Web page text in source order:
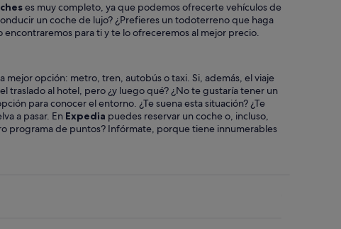
es muy completo, ya que podemos ofrecerte vehículos de
un coche de lujo? ¿Prefieres un todoterreno que haga
para ti y te lo ofreceremos al mejor precio.
opción: metro, tren, autobús o taxi. Si, además, el viaje
al hotel, pero ¿y luego qué? ¿No te gustaría tener un
para conocer el entorno. ¿Te suena esta situación? ¿Te
a pasar. En Expedia puedes reservar un coche o, incluso,
programa de puntos? Infórmate, porque tiene innumerables